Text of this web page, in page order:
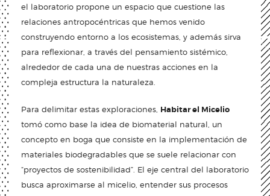
el laboratorio propone un espacio que cuestione las
relaciones antropocéntricas que hemos venido
construyendo entorno a los ecosistemas, y además sirva
para reflexionar, a través del pensamiento sistémico,
alrededor de cada una de nuestras acciones en la
compleja estructura la naturaleza.
Para delimitar estas exploraciones, Habitar el Micelio
tomó como base la idea de biomaterial natural, un
concepto en boga que consiste en la implementación de
materiales biodegradables que se suele relacionar con
“proyectos de sostenibilidad”. El eje central del laboratorio
busca aproximarse al micelio, entender sus procesos